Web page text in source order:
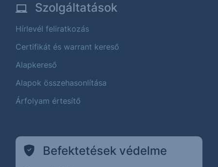
Szolgáltatások
Hírlevél feliratkozás
Certifikát és warrant kereső
Alapkereső
Alapok összehasonlítása
Árfolyam értesítő
Befektetések védelme